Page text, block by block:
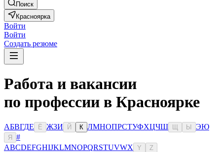
Поиск
Красноярка
Войти
Войти
Создать резюме
Работа и вакансии
по профессии в Красноярке
АБВГДЕ Ё ЖЗИ Й К ЛМНОПРСТУФХЦЧШ Ы ЭЮ
Я
#
ABCDEFGHIJKLMNOPQRSTUVWX Y Z